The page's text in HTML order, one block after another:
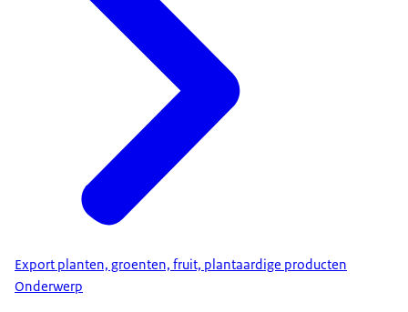
Export planten, groenten, fruit, plantaardige producten
Onderwerp